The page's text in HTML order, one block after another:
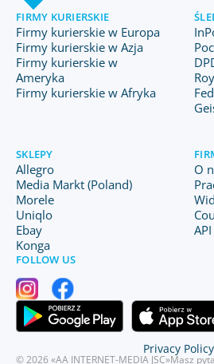
FIRMY KURIERSKIE
Firmy kurierskie w Europa
Firmy kurierskie w Azja
Firmy kurierskie w
Ameryka
Firmy kurierskie w Afryka
SKLEPY
Allegro
Media Markt (Poland)
Morele
Uniqlo
Ebay
Konga
O
API
FOLLOW US
© 2026 «AA INTERNET-MEDIA JSC»Masz
Privacy Policy